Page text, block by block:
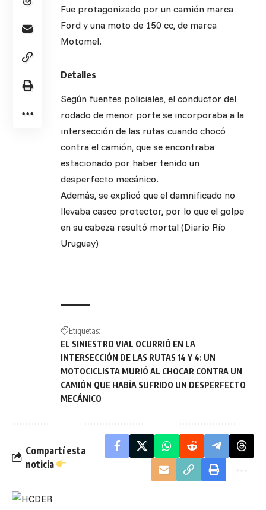
Fue protagonizado por un camión marca
Ford y una moto de 150 cc, de marca
Motomel.
Detalles
Según fuentes policiales, el conductor del
rodado de menor porte se incorporaba a la
intersección de las rutas cuando chocó
contra el camión, que se encontraba
estacionado por haber tenido un
desperfecto mecánico.
Además, se explicó que el damnificado no
llevaba casco protector, por lo que el golpe
en su cabeza resultó mortal (Diario Río
Uruguay)
Etiquetas:
EL SINIESTRO VIAL OCURRIÓ EN LA
INTERSECCIÓN DE LAS RUTAS 14 Y 4: UN
MOTOCICLISTA MURIÓ AL CHOCAR CONTRA UN
CAMIÓN QUE HABÍA SUFRIDO UN DESPERFECTO
MECÁNICO
Compartí esta
noticia